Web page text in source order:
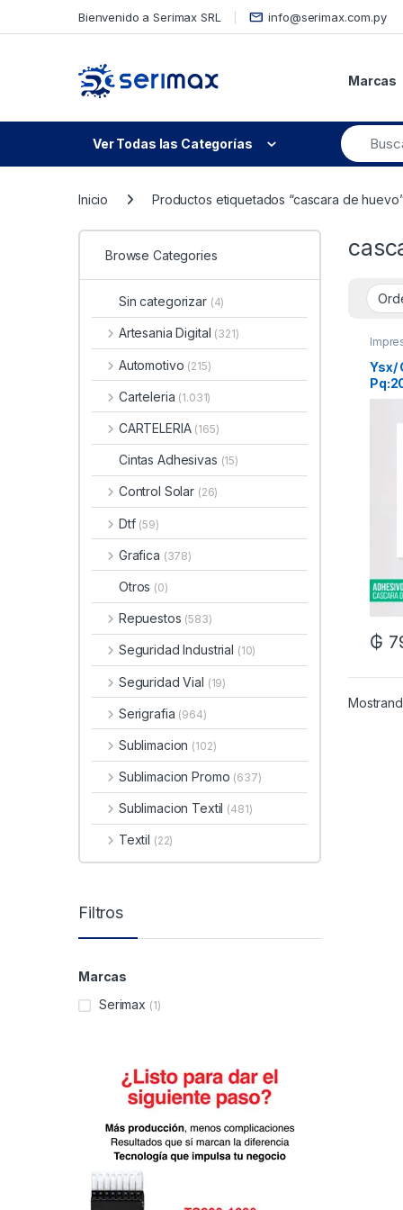
Bienvenido a Serimax SRL info@serimax.com.py
Marcas
Ver Todas las Categorías
Inicio Productos etiquetados “cascara de
Ysx/
₲
Browse Categories
Sin categorizar (4)
Artesania Digital (321)
Automotivo (215)
Carteleria (1.031)
CARTELERIA (165)
Cintas Adhesivas (15)
Control Solar (26)
Dtf (59)
Grafica (378)
Otros (0)
Repuestos (583)
Seguridad Industrial (10)
Seguridad Vial (19)
Serigrafia (964)
Sublimacion (102)
Sublimacion Promo (637)
Sublimacion Textil (481)
Textil (22)
Filtros
Marcas
Serimax (1)